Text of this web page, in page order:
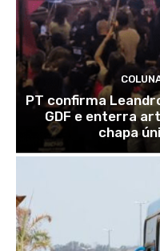
PT confirma
GDF e enterra
chapa